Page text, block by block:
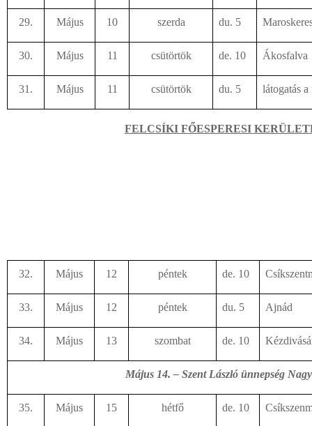
29. Május 10 szerda du. 5
30. Május 11 csütörtök de. 10 Ákosfalva
31. Május 11 csütörtök du. 5 látogatás
FELCSÍKI FŐESPERESI
32. Május 12 péntek de. 10
33. Május 12 péntek du. 5 Ajnád
34. Május 13 szombat de. 10
Május 14. – Szent László ünnepség
35. Május 15 hétfő de. 10